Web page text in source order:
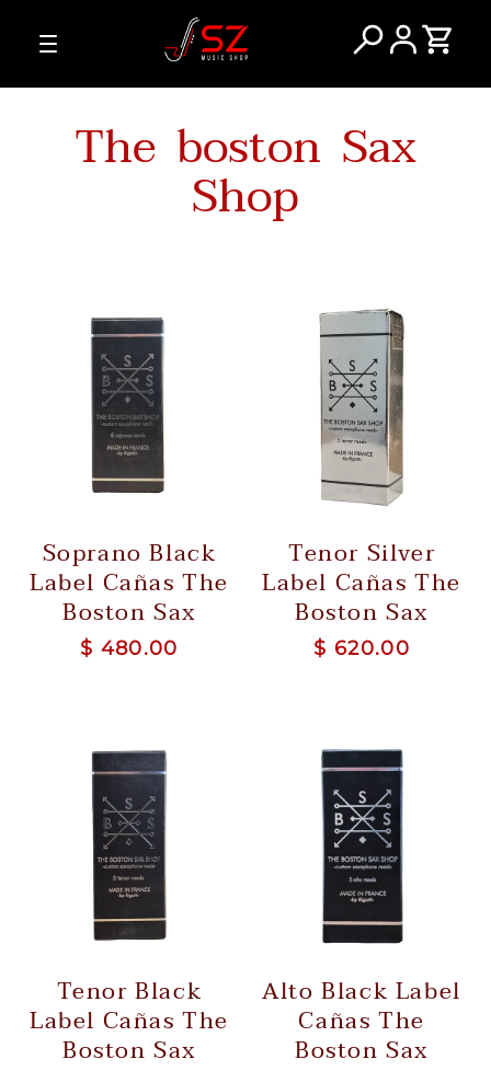
The boston Sax
Shop
Soprano Black
Label Cañas The
Boston Sax
$ 480.00
Tenor Silver
Label Cañas The
Boston Sax
$ 620.00
Tenor Black
Label Cañas The
Boston Sax
Alto Black Label
Cañas The
Boston Sax